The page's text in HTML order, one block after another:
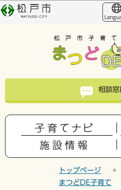
こ
の
す
このページの
相談窓
トップページ
まつどDE子育て